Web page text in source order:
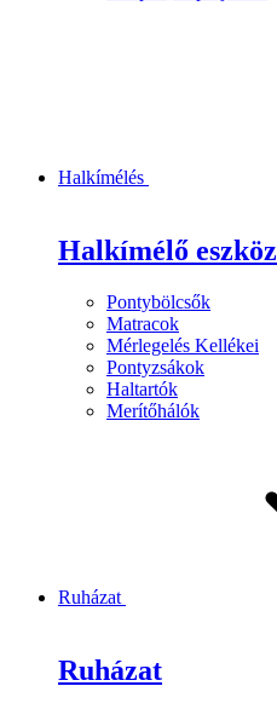
Halkímélés
Halkímélő
Pontybölcsők
Matracok
Mérlegelés Kellékei
Pontyzsákok
Haltartók
Merítőhálók
Ruházat
Ruházat